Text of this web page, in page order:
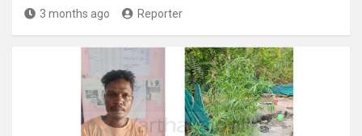
3 months ago Reporter